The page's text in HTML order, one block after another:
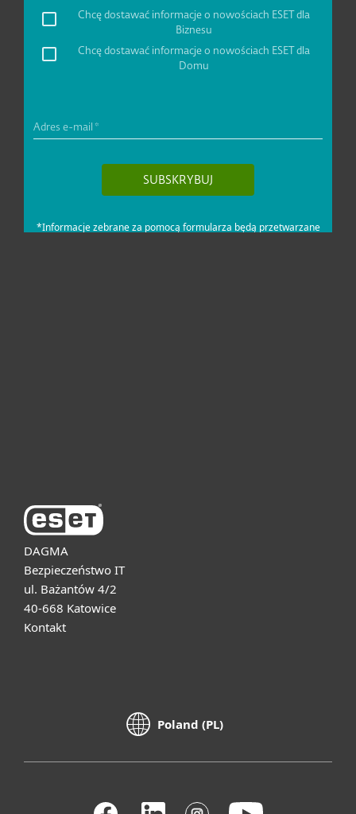
DAGMA
Bezpieczeństwo IT
ul. Bażantów 4/2
40-668 Katowice
Kontakt
Poland (PL)